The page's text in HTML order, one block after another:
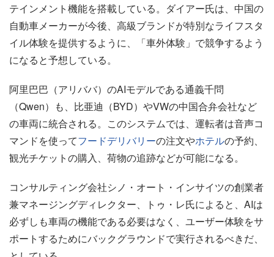
テインメント機能を搭載している。ダイアー氏は、中国の
自動車メーカーが今後、高級ブランドが特別なライフスタ
イル体験を提供するように、「車外体験」で競争するよう
になると予想している。
阿里巴巴（アリババ）のAIモデルである通義千問
（Qwen）も、比亜迪（BYD）やVWの中国合弁会社など
の車両に統合される。このシステムでは、運転者は音声コ
マンドを使ってフードデリバリーの注文やホテルの予約、
観光チケットの購入、荷物の追跡などが可能になる。
コンサルティング会社シノ・オート・インサイツの創業者
兼マネージングディレクター、トゥ・レ氏によると、AIは
必ずしも車両の機能である必要はなく、ユーザー体験をサ
ポートするためにバックグラウンドで実行されるべきだ、